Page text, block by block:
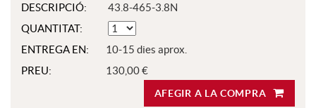
DESCRIPCIÓ:
43.8-465-3.8N
QUANTITAT:
ENTREGA EN:
10-15 dies aprox.
PREU:
130,00 €
AFEGIR A LA COMPRA